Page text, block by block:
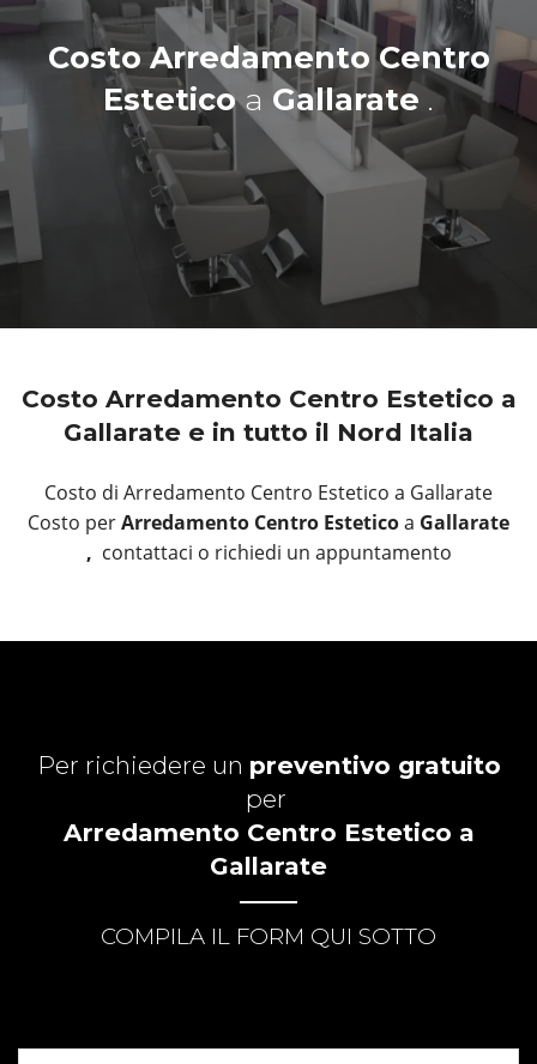
Costo Arredamento Centro
Esteticoa Gallarate.
Costo Arredamento Centro Estetico a
Gallarate e in tutto il Nord Italia
Costo di Arredamento Centro Estetico a Gallarate
Costo perArredamento Centro Esteticoa Gallarate
, contattaci o richiedi un appuntamento
Per richiedere un preventivo gratuito
per
Arredamento Centro Estetico a
Gallarate
COMPILA IL FORM QUI SOTTO